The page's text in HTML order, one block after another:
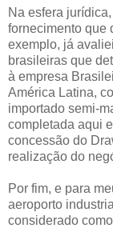
Na esfera
fornecimento que
exemplo, já
brasileiras que
à empresa
América Latina,
importado semi-
completada aqui
concessão do
realização do
Por fim, e para
aeroporto
considerado